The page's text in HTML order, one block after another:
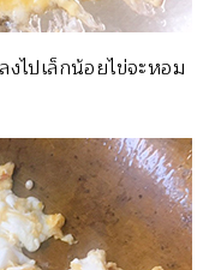
ไปเล็กน้อยไข่จะหอม